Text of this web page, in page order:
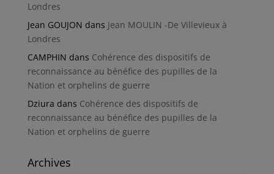
Londres
Jean GOUJON dans Jean MOULIN -De Villevieux à
Londres
CAMPHIN dans Cohérence des dispositifs de
reconnaissance au bénéfice des pupilles de la
Nation et orphelins de guerre
Dziura dans Cohérence des dispositifs de
reconnaissance au bénéfice des pupilles de la
Nation et orphelins de guerre
Archives